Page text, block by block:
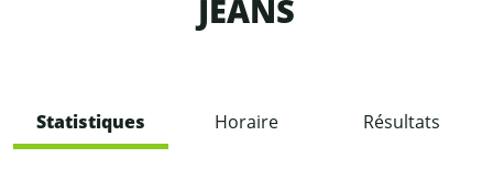
JEANS
Statistiques Horaire Résultats